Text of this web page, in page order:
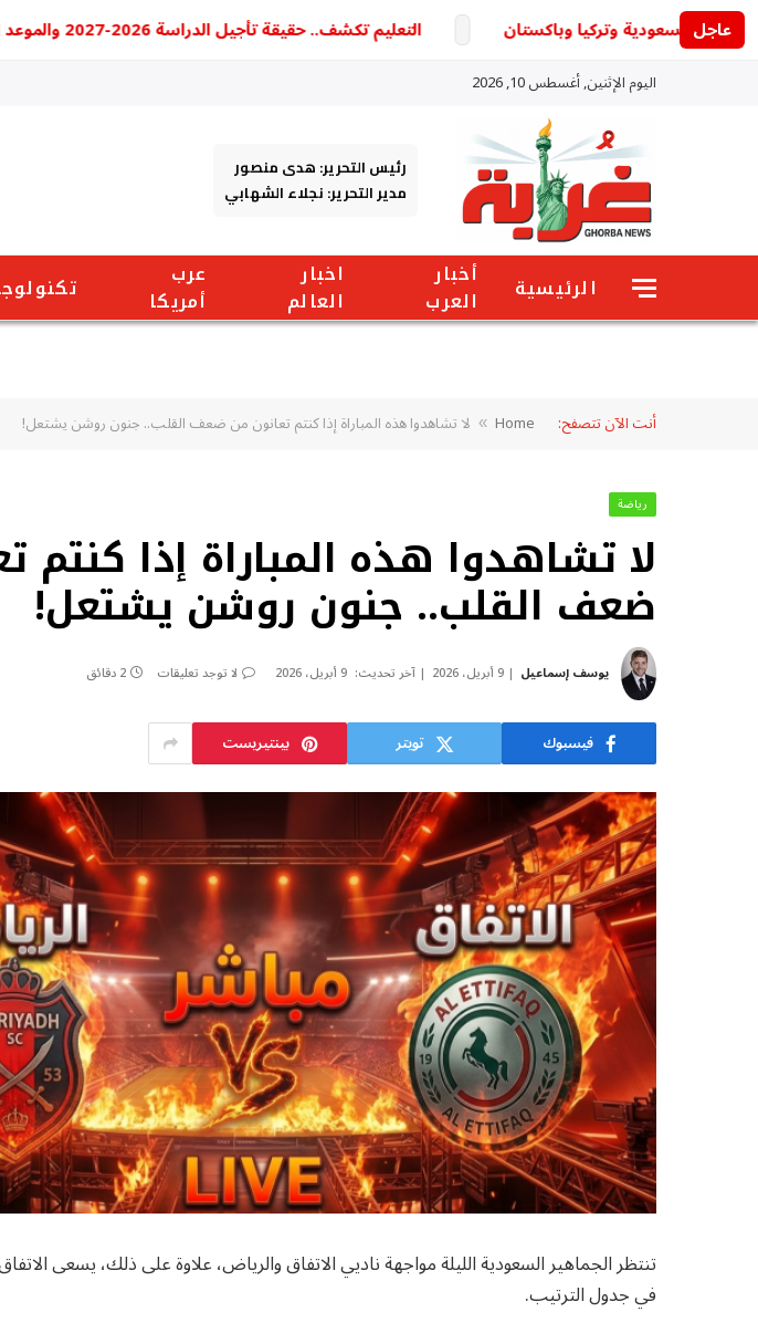
عاجل التعليم تكشف.. حقيقة تأجيل الدراسة 2026-2027 والموعد الرسمي لدخول المدارس في مصر
اليوم الإثنين, أغسطس 10, 2026
رئيس التحرير: هدى منصور
مدير التحرير: نجلاء الشهابي
الرئيسية
أخبار
العرب
اخبار
العالم
عرب
أمريكا
أنت الآن تتصفح: Home
» لا تشاهدوا هذه المباراة إذا كنتم تعانون من ضعف القلب.. جنون روشن يشتعل!
رياضة
لا تشاهدوا هذه المباراة إذا كنتم
ضعف القلب.. جنون روشن يشتعل!
يوسف إسماعيل 9 أبريل، 2026 آخر تحديث: 9 أبريل، 2026 لا توجد تعليقات 2 دقائق
فيسبوك تويتر بينتيريست
تنتظر الجماهير السعودية الليلة مواجهة ناديي الاتفاق والرياض، علاوة على ذلك، يسعى
في جدول الترتيب.